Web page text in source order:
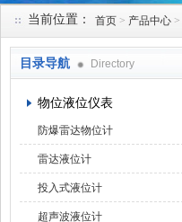
当前位置： 首页 > 产品中心 >
目录导航 Directory
物位液位仪表
防爆雷达物位计
雷达液位计
投入式液位计
超声波液位计